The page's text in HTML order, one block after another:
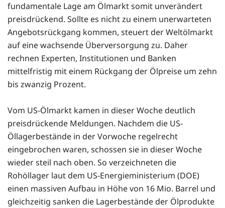
fundamentale Lage am Ölmarkt somit unverändert
preisdrückend. Sollte es nicht zu einem unerwarteten
Angebotsrückgang kommen, steuert der Weltölmarkt
auf eine wachsende Überversorgung zu. Daher
rechnen Experten, Institutionen und Banken
mittelfristig mit einem Rückgang der Ölpreise um zehn
bis zwanzig Prozent.
Vom US-Ölmarkt kamen in dieser Woche deutlich
preisdrückende Meldungen. Nachdem die US-
Öllagerbestände in der Vorwoche regelrecht
eingebrochen waren, schossen sie in dieser Woche
wieder steil nach oben. So verzeichneten die
Rohöllager laut dem US-Energieministerium (DOE)
einen massiven Aufbau in Höhe von 16 Mio. Barrel und
gleichzeitig sanken die Lagerbestände der Ölprodukte